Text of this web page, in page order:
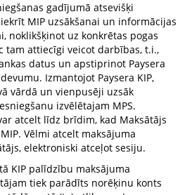
gadījumā atsevišķi
MIP uzsākšanai un informācijas
noklikšķinot uz konkrētas pogas
tam attiecīgi veicot darbības, t.i.,
datus un apstiprinot Paysera
Izmantojot Paysera KIP,
vārdā un vienpusēji uzsāk
izvēlētajam MPS.
atcelt līdz brīdim, kad Maksātājs
Vēlmi atcelt maksājuma
elektroniski atceļot sesiju.
KIP palīdzību maksājuma
tiek parādīts norēķinu konts